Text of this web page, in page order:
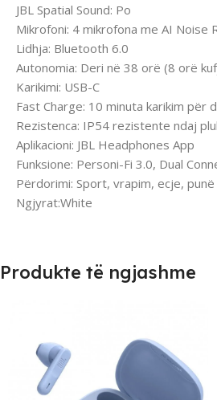
JBL Spatial Sound: Po
Mikrofoni: 4 mikrofona me AI Noise
Lidhja: Bluetooth 6.0
Autonomia: Deri në 38 orë (8 orë
Karikimi: USB-C
Fast Charge: 10 minuta karikim për
Rezistenca: IP54 rezistente ndaj
Aplikacioni: JBL Headphones App
Funksione: Personi-Fi 3.0, Dual
Përdorimi: Sport, vrapim, ecje,
Ngjyrat:White
Produkte të ngjashme